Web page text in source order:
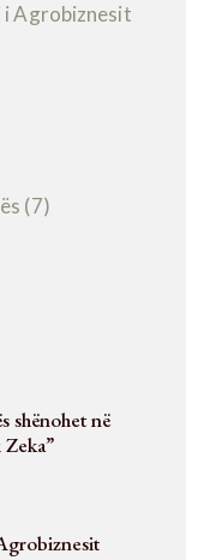
i Agrobiznesit
(7)
shënohet në